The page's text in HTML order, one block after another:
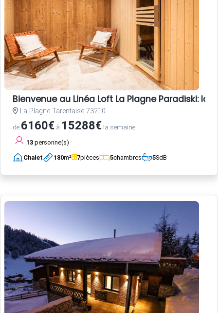
Bienvenue au Linéa Loft La Plagne Paradiski:
La Plagne Tarentaise 73210
de 6160€ à 15288€ la semaine
13 personne(s)
Chalet 180m² 7pièces 5chambres 5SdB